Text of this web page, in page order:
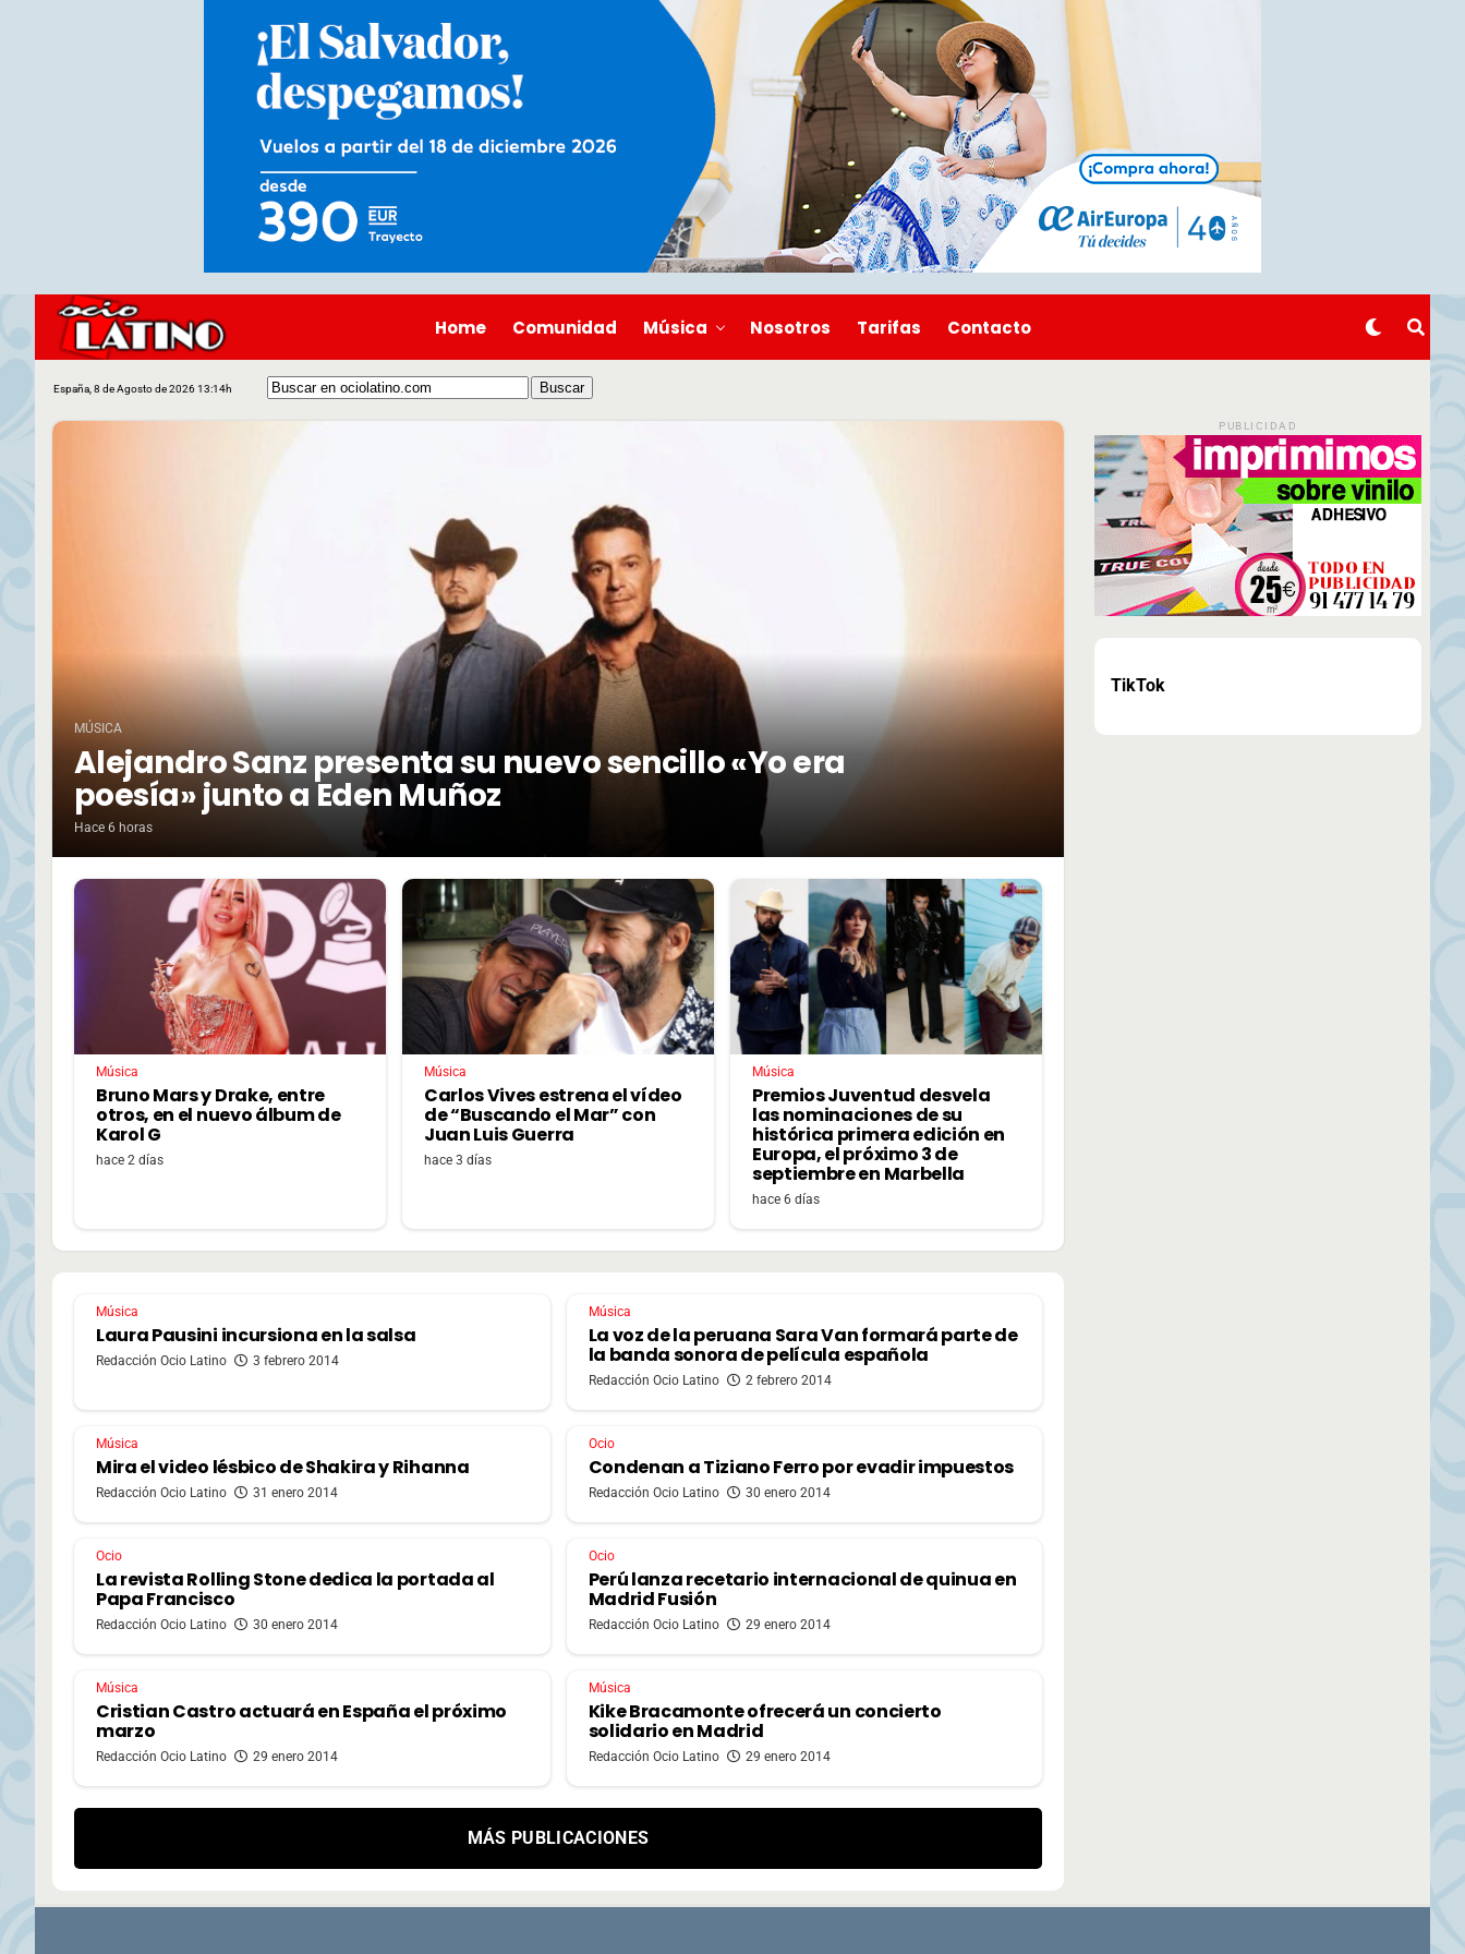
Home Comunidad Música Nosotros Tarifas Contacto
España, 8 de Agosto de 2026 13:14h
MÚSICA
Alejandro Sanz presenta su nuevo sencillo «Yo era
poesía» junto a Eden Muñoz
Hace 6 horas
Música
Bruno Mars y Drake, entre
otros, en el nuevo álbum de
Karol G
hace 2 días
Música
Carlos Vives estrena el vídeo
de “Buscando el Mar” con
Juan Luis Guerra
hace 3 días
Música
Premios Juventud desvela
las nominaciones de su
histórica primera edición en
Europa, el próximo 3 de
septiembre en Marbella
hace 6 días
Música
Laura Pausini incursiona en la salsa
Redacción Ocio Latino 3 febrero 2014
Música
La voz de la peruana Sara Van formará parte de
la banda sonora de película española
Redacción Ocio Latino 2 febrero 2014
Música
Mira el video lésbico de Shakira y Rihanna
Redacción Ocio Latino 31 enero 2014
Ocio
Condenan a Tiziano Ferro por evadir impuestos
Redacción Ocio Latino 30 enero 2014
Ocio
La revista Rolling Stone dedica la portada al
Papa Francisco
Redacción Ocio Latino 30 enero 2014
Ocio
Perú lanza recetario internacional de quinua en
Madrid Fusión
Redacción Ocio Latino 29 enero 2014
Música
Cristian Castro actuará en España el próximo
marzo
Redacción Ocio Latino 29 enero 2014
Música
Kike Bracamonte ofrecerá un concierto
solidario en Madrid
Redacción Ocio Latino 29 enero 2014
MÁS PUBLICACIONES
PUBLICIDAD
TikTok